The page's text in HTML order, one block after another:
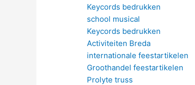
Keycords bedrukken
school musical
Keycords bedrukken
Activiteiten Breda
internationale feestartikelen
Groothandel feestartikelen
Prolyte truss